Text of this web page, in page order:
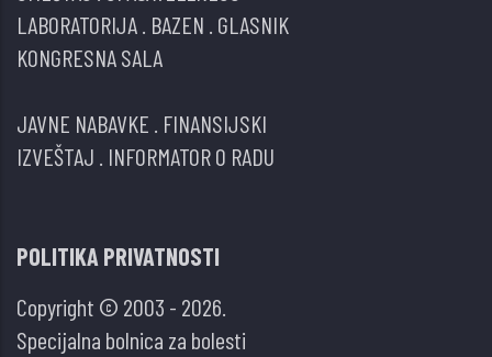
LABORATORIJA BAZEN GLASNIK
KONGRESNA SALA
JAVNE NABAVKE FINANSIJSKI
IZVEŠTAJ INFORMATOR O RADU
POLITIKA PRIVATNOSTI
Copyright © 2003 - 2026.
Specijalna bolnica za bolesti